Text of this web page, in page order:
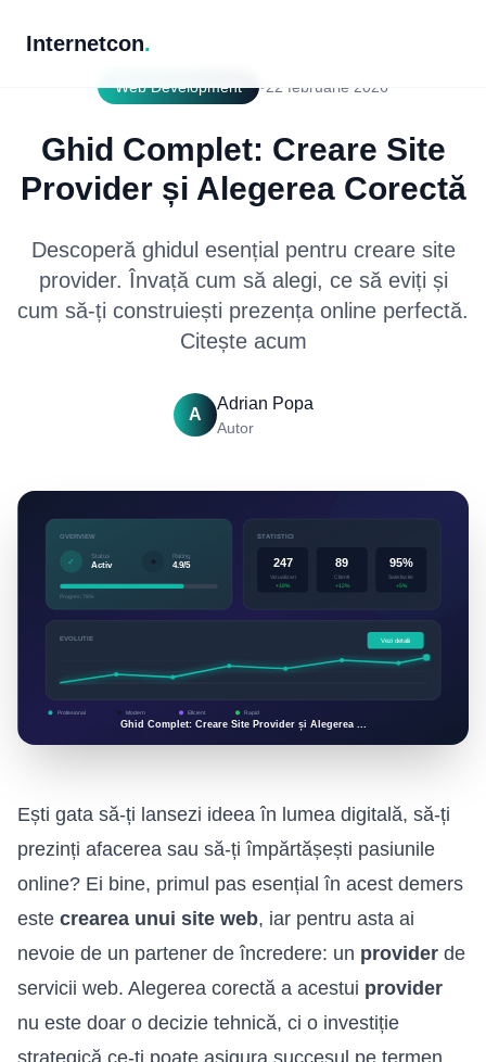
Internetcon.
Web Development •22 februarie 2026
Ghid Complet: Creare Site
Provider și Alegerea Corectă
Descoperă ghidul esențial pentru creare site
provider. Învață cum să alegi, ce să eviți și
cum să-ți construiești prezența online perfectă.
Citește acum
A
Adrian Popa
Autor
Ești gata să-ți lansezi ideea în lumea digitală, să-ți
prezinți afacerea sau să-ți împărtășești pasiunile
online? Ei bine, primul pas esențial în acest demers
este crearea unui site web, iar pentru asta ai
nevoie de un partener de încredere: un provider de
servicii web. Alegerea corectă a acestui provider
nu este doar o decizie tehnică, ci o investiție
strategică ce-ți poate asigura succesul pe termen